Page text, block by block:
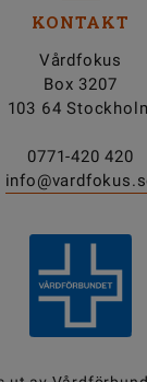
KONTAKT
Vårdfokus
Box 3207
103 64
0771-420 420